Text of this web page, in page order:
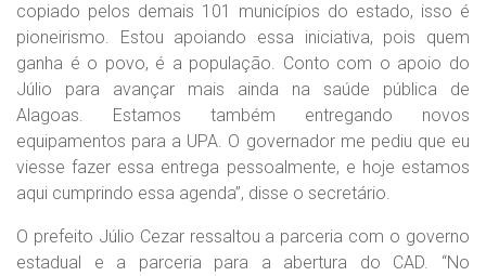
copiado pelos demais 101 municípios do estado, isso é
pioneirismo. Estou apoiando essa iniciativa, pois quem
ganha é o povo, é a população. Conto com o apoio do
Júlio para avançar mais ainda na saúde pública de
Alagoas. Estamos também entregando novos
equipamentos para a UPA. O governador me pediu que eu
viesse fazer essa entrega pessoalmente, e hoje estamos
aqui cumprindo essa agenda”, disse o secretário.
O prefeito Júlio Cezar ressaltou a parceria com o governo
estadual e a parceria para a abertura do CAD. “No